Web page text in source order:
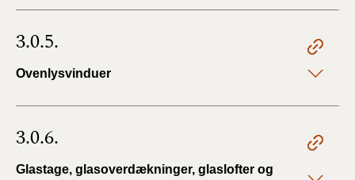
3.0.5.
Ovenlysvinduer
3.0.6.
Glastage, glasoverdækninger, glaslofter og